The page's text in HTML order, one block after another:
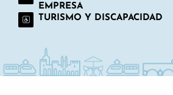
EMPRESA
TURISMO Y DISCAPACIDAD